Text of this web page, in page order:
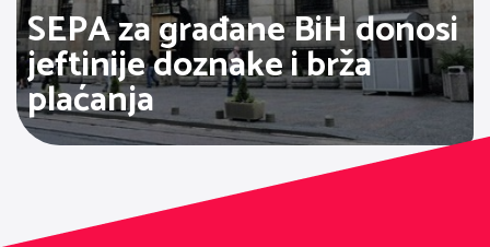
SEPA za građane BiH donosi
jeftinije doznake i brža
plaćanja